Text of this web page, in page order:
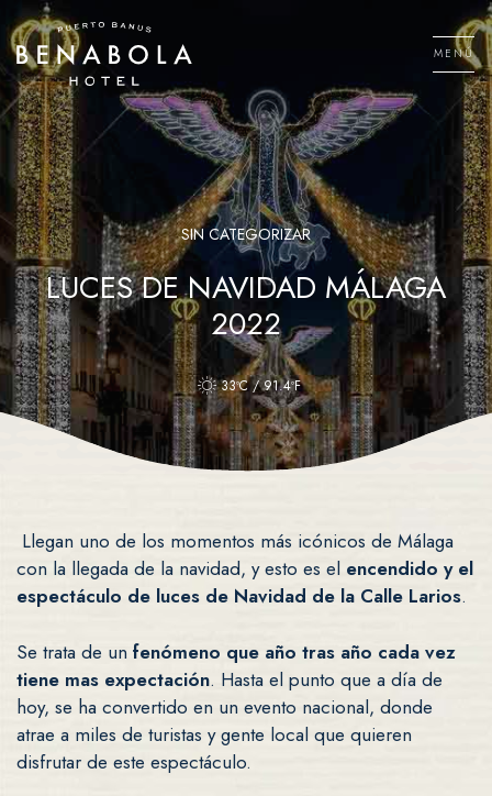
Saltar
al
contenido
MENÚ
SIN CATEGORIZAR
LUCES DE NAVIDAD MÁLAGA
2022
33ºC / 91.4ºF
Llegan uno de los momentos más icónicos de Málaga
con la llegada de la navidad, y esto es el encendido y el
espectáculo de luces de Navidad de la Calle Larios.
Se trata de un fenómeno que año tras año cada vez
tiene mas expectación. Hasta el punto que a día de
hoy, se ha convertido en un evento nacional, donde
atrae a miles de turistas y gente local que quieren
disfrutar de este espectáculo.